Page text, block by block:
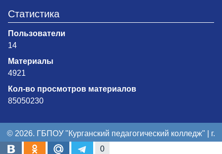
0
Статистика
Пользователи
14
Материалы
4921
Кол-во просмотров материалов
85050230
© 2026. ГБПОУ "Курганский педагогический колледж" | г.
Курган